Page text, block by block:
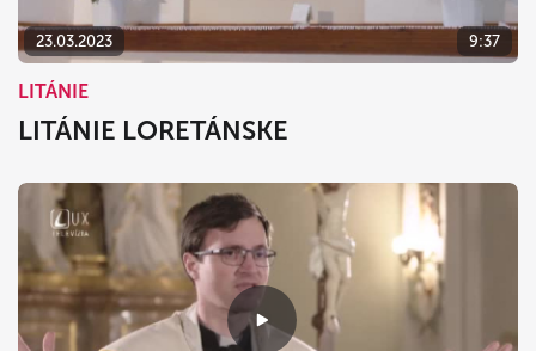
23.03.2023 9:37
LITÁNIE
LITÁNIE LORETÁNSKE